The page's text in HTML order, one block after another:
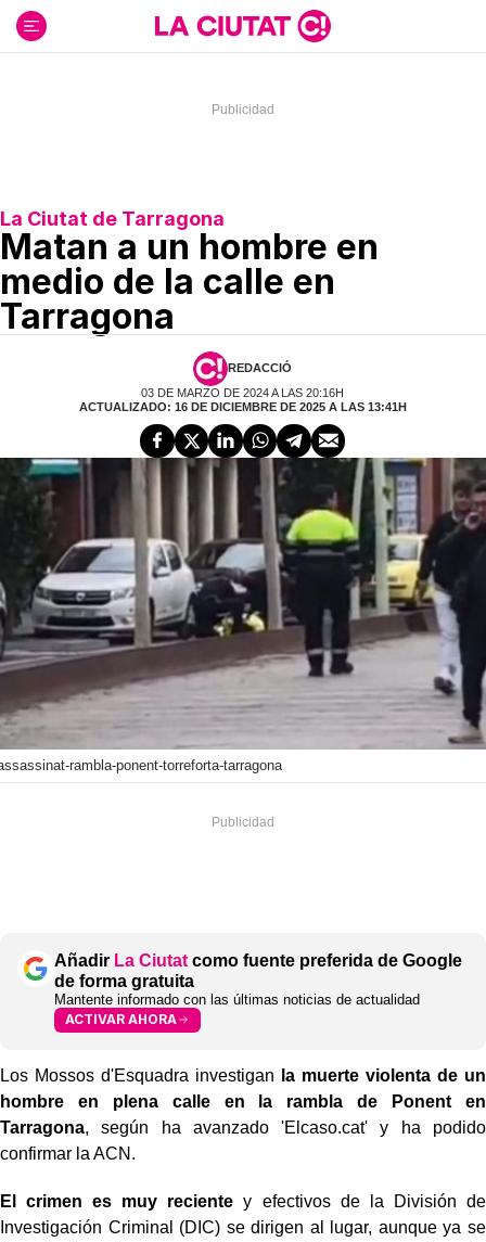
contenido
La Ciutat de Tarragona
Matan a un hombre en
medio de la calle en
Tarragona
REDACCIÓ
03 DE MARZO DE 2024 A LAS 20:16H
ACTUALIZADO: 16 DE DICIEMBRE DE 2025 A LAS 13:41H
rambla-ponent-torreforta-tarragona
Añadir La Ciutat como fuente preferida de Google
de forma gratuita
Mantente informado con las últimas noticias de actualidad
ACTIVAR AHORA
Los Mossos d'Esquadra investigan
la muerte violenta de un
hombre en plena calle en la rambla de Ponent en
Tarragona, según ha avanzado 'Elcaso.cat' y ha podido
confirmar la ACN.
El crimen es muy reciente y efectivos de la División de
Investigación Criminal (DIC) se dirigen al lugar, aunque ya se